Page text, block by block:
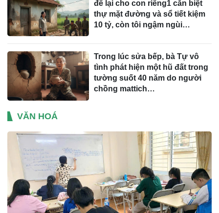
để lại cho con riêng1 căn biệt
thự mặt đường và sổ tiết kiệm
10 tỷ, còn tôi ngậm ngùi…
Trong lúc sửa bếp, bà Tự vô
tình phát hiện một hũ đất trong
tường suốt 40 năm do người
chồng mattich…
VĂN HOÁ